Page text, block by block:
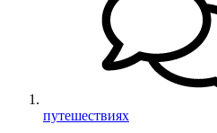
путешествиях